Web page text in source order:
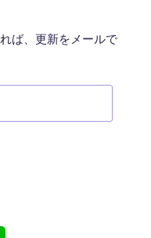
ば、更新をメールで